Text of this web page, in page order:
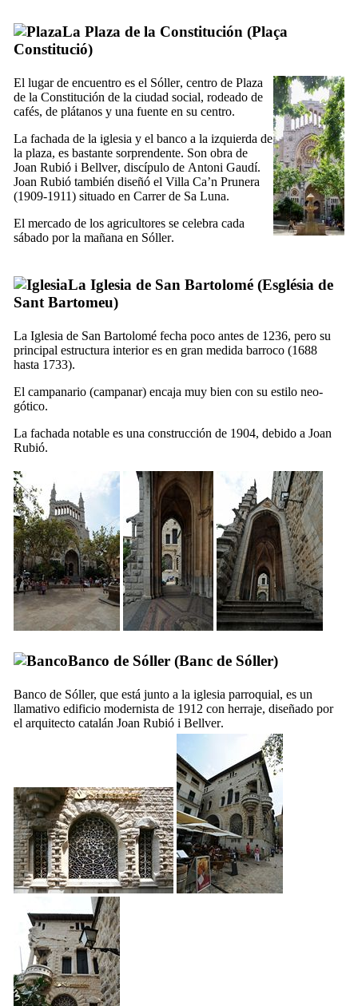
La Plaza de la Constitución (Plaça
Constitució)
El lugar de encuentro es el Sóller, centro de Plaza
de la Constitución de la ciudad social, rodeado de
cafés, de plátanos y una fuente en su centro.
La fachada de la iglesia y el banco a la izquierda de
la plaza, es bastante sorprendente. Son obra de
Joan Rubió i Bellver, discípulo de Antoni Gaudí.
Joan Rubió también diseñó el Villa Ca’n Prunera
(1909-1911) situado en Carrer de Sa Luna.
El mercado de los agricultores se celebra cada
sábado por la mañana en Sóller.
La Iglesia de San Bartolomé (Església de
Sant Bartomeu)
La Iglesia de San Bartolomé fecha poco antes de 1236, pero su
principal estructura interior es en gran medida barroco (1688
hasta 1733).
El campanario (campanar) encaja muy bien con su estilo neo-
gótico.
La fachada notable es una construcción de 1904, debido a Joan
Rubió.
Banco de Sóller (Banc de Sóller)
Banco de Sóller, que está junto a la iglesia parroquial, es un
llamativo edificio modernista de 1912 con herraje, diseñado por
el arquitecto catalán Joan Rubió i Bellver.